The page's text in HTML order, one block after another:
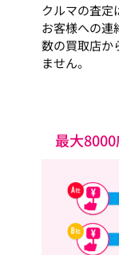
クルマの査定
お客様への連
数の買取店か
ません。
最大